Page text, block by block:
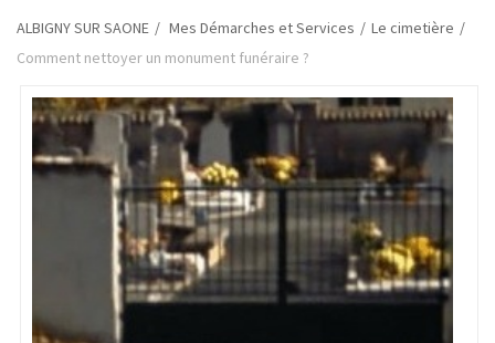
ALBIGNY SUR SAONE Mes Démarches et Services
Le cimetière
Comment nettoyer un monument funéraire ?